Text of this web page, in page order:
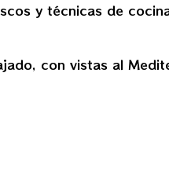
y técnicas de
con vistas al